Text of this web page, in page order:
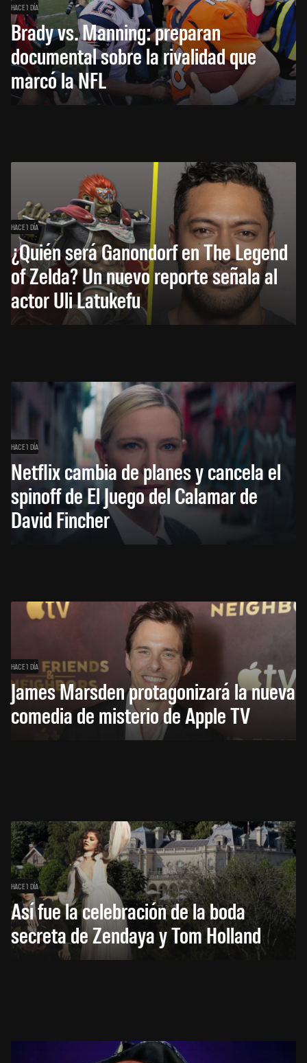
HACE 1 DÍA
Brady vs. Manning: preparan
documental sobre la rivalidad que
marcó la NFL
HACE 1 DÍA
¿Quién será Ganondorf en The Legend
of Zelda? Un nuevo reporte señala al
actor Uli Latukefu
HACE 1 DÍA
Netflix cambia de planes y cancela el
spinoff de El Juego del Calamar de
David Fincher
HACE 1 DÍA
James Marsden protagonizará la nueva
comedia de misterio de Apple TV
HACE 1 DÍA
Así fue la celebración de la boda
secreta de Zendaya y Tom Holland